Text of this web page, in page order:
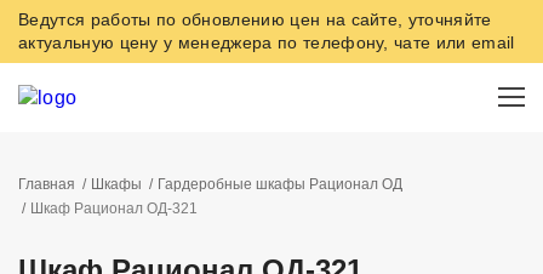
Ведутся работы по обновлению цен на сайте, уточняйте
актуальную цену у менеджера по телефону, чате или email
Главная Шкафы
Гардеробные шкафы Рационал ОД
Шкаф Рационал ОД-321